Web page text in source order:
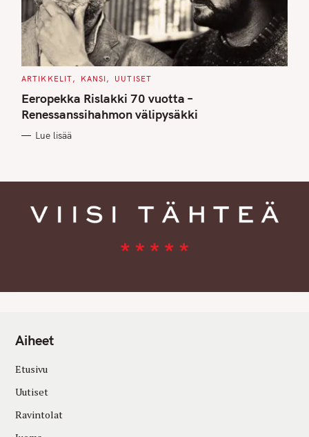
C
T
E
G
O
I
ARTIKKELIT KANSI UUTISET
Eeropekka Rislakki 70 vuotta –
Renessanssihahmon välipysäkki
Lue lisää
Aiheet
Etusivu
Uutiset
Ravintolat